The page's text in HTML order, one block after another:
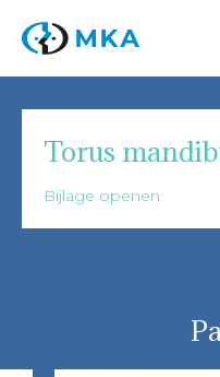
Torus
Bijlage openen